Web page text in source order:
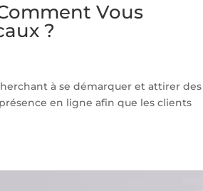
Vous
?
à se démarquer et attirer des
en ligne afin que les clients